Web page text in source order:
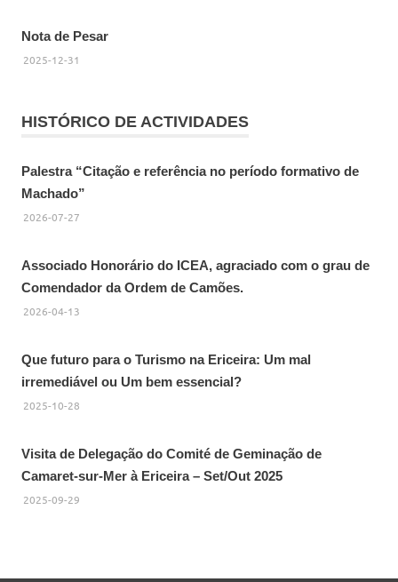
Nota de Pesar
2025-12-31
HISTÓRICO DE ACTIVIDADES
Palestra “Citação e referência no período formativo de
Machado”
2026-07-27
Associado Honorário do ICEA, agraciado com o grau de
Comendador da Ordem de Camões.
2026-04-13
Que futuro para o Turismo na Ericeira: Um mal
irremediável ou Um bem essencial?
2025-10-28
Visita de Delegação do Comité de Geminação de
Camaret-sur-Mer à Ericeira – Set/Out 2025
2025-09-29